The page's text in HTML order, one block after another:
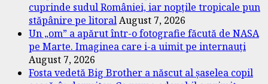
cuprinde sudul României, iar nopțile tropicale pun
stăpânire pe litoralAugust 7, 2026
Un „om” a apărut într-o fotografie făcută de NASA
pe Marte. Imaginea care i-a uimit pe internauți
August 7, 2026
Fosta vedetă Big Brother a născut al șaselea copil